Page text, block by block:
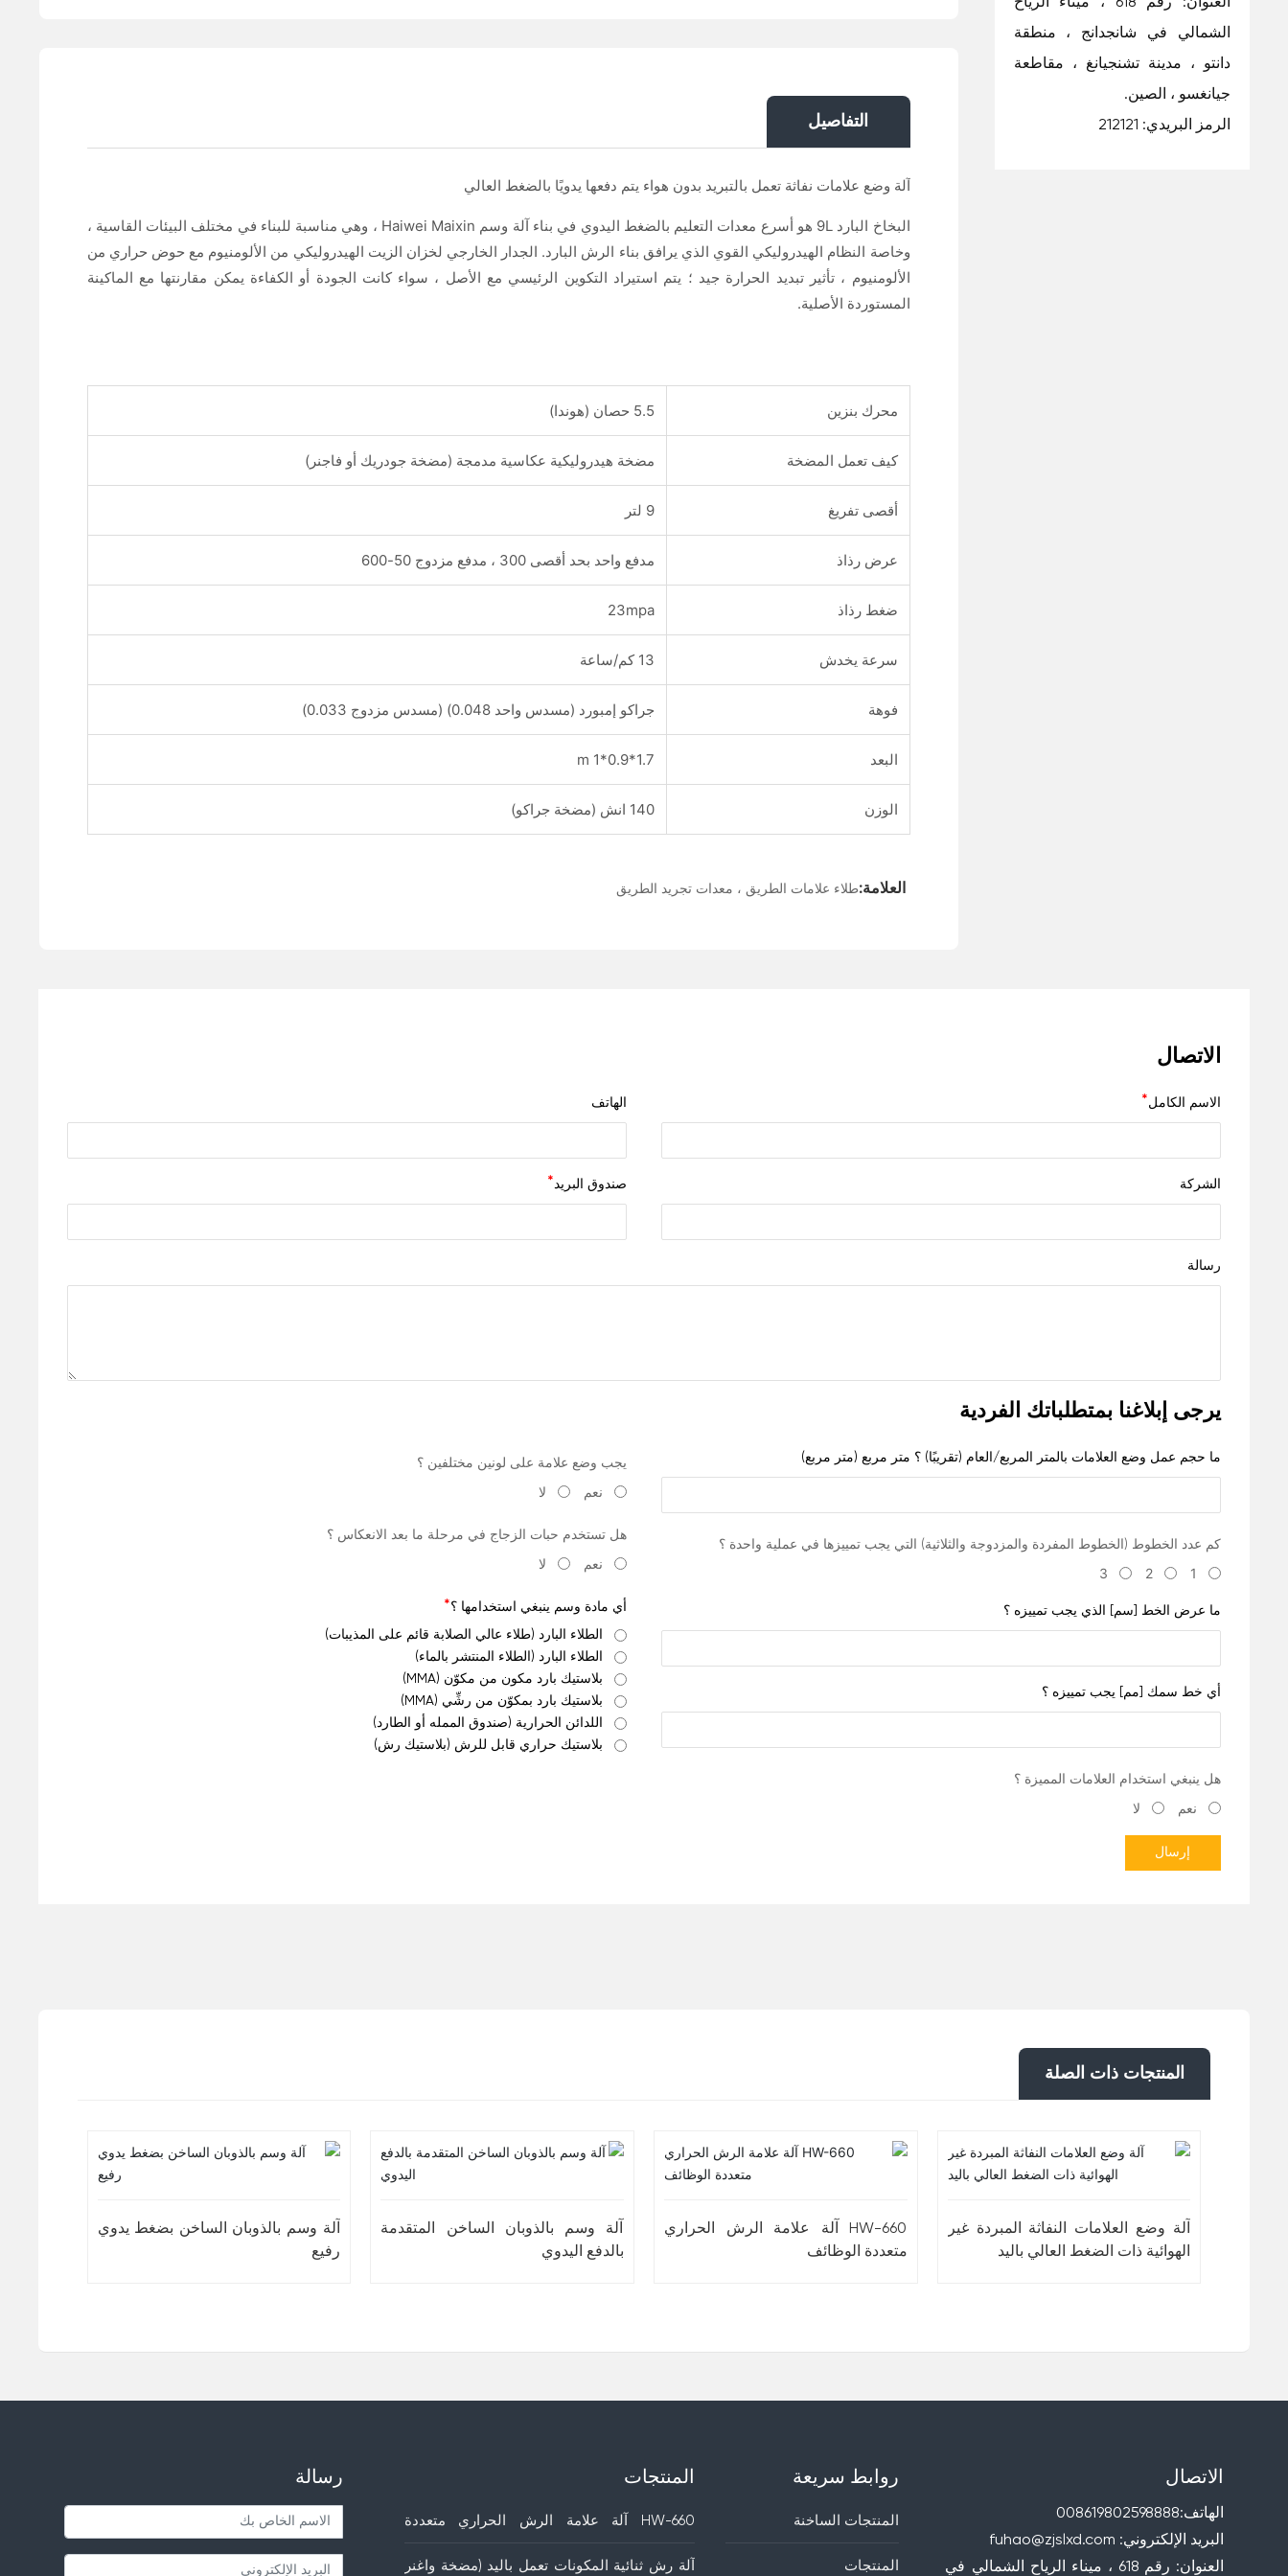
الشمالي في شانجدانج ، منطقة
دانتو ، مدينة تشنجيانغ ، مقاطعة
جيانغسو ، الصين.
الرمز البريدي: 212121
التفاصيل
آلة وضع علامات نفاثة تعمل بالتبريد بدون هواء يتم دفعها يدويًا بالضغط العالي
البخاخ البارد 9L هو أسرع معدات التعليم بالضغط اليدوي في بناء آلة وسم Haiwei Maixin ، وهي مناسبة للبناء في مختلف البيئات القاسية ،
وخاصة النظام الهيدروليكي القوي الذي يرافق بناء الرش البارد. الجدار الخارجي لخزان الزيت الهيدروليكي من الألومنيوم مع حوض حراري من
الألومنيوم ، تأثير تبديد الحرارة جيد ؛ يتم استيراد التكوين الرئيسي مع الأصل ، سواء كانت الجودة أو الكفاءة يمكن مقارنتها مع الماكينة
المستوردة الأصلية.
محرك بنزين 5.5 حصان (هوندا)
كيف تعمل المضخة مضخة هيدروليكية عكاسية مدمجة (مضخة جودريك أو فاجنر)
أقصى تفريغ 9 لتر
عرض رذاذ مدفع واحد بحد أقصى 300 ، مدفع مزدوج 50-600
ضغط رذاذ 23mpa
سرعة يخدش 13 كم/ساعة
فوهة جراكو إمبورد (مسدس واحد 0.048) (مسدس مزدوج 0.033)
البعد 1.7*0.9*1 m
الوزن 140 انش (مضخة جراكو)
العلامة:طلاء علامات الطريق ، معدات تجريد الطريق
الاتصال
الاسم الكامل
الشركة
الهاتف
صندوق البريد
رسالة
يرجى إبلاغنا بمتطلباتك الفردية
ما حجم عمل وضع العلامات بالمتر المربع/العام (تقريبًا) ؟ متر مربع (متر مربع)
كم عدد الخطوط (الخطوط المفردة والمزدوجة والثلاثية) التي يجب تمييزها في عملية واحدة ؟
1
2
3
ما عرض الخط [سم] الذي يجب تمييزه ؟
أي خط سمك [مم] يجب تمييزه ؟
هل ينبغي استخدام العلامات المميزة ؟
نعم لا
يجب وضع علامة على لونين مختلفين ؟
نعم لا
هل تستخدم حبات الزجاج في مرحلة ما بعد الانعكاس ؟
نعم لا
أي مادة وسم ينبغي استخدامها ؟
الطلاء البارد (طلاء عالي الصلابة قائم على المذيبات)
الطلاء البارد (الطلاء المنتشر بالماء)
بلاستيك بارد مكون من مكوّن (MMA)
بلاستيك بارد بمكوّن من رشِّي (MMA)
اللدائن الحرارية (صندوق الممله أو الطارد)
بلاستيك حراري قابل للرش (بلاستيك رش)
إرسال
المنتجات ذات الصلة
آلة وضع العلامات النفاثة المبردة غير
الهوائية ذات الضغط العالي باليد
HW-660 آلة علامة الرش الحراري
متعددة الوظائف
آلة وسم بالذوبان الساخن المتقدمة
بالدفع اليدوي
آلة وسم بالذوبان الساخن بضغط يدوي
رفيع
الاتصال
الهاتف:008619802598888
البريد الإلكتروني: fuhao@zjslxd.com
العنوان: رقم 618 ، ميناء الرياح الشمالي في
روابط سريعة
المنتجات الساخنة
المنتجات
المنتجات
HW-660 آلة علامة الرش الحراري متعددة
آلة رش ثنائية المكونات تعمل باليد (مضخة واغنر
رسالة